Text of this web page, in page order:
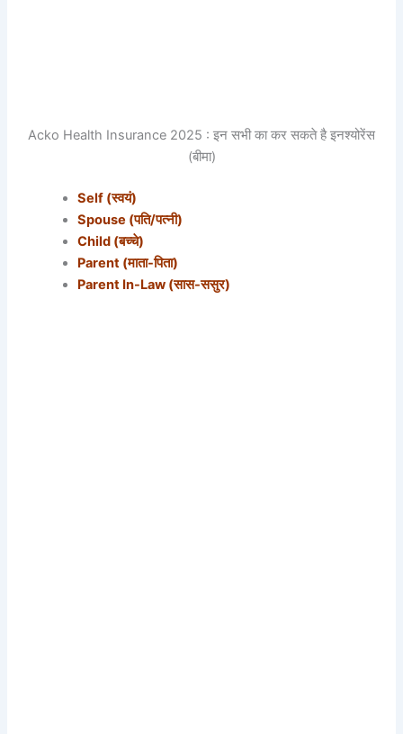
Acko Health Insurance 2025 : इन सभी का कर सकते है इनश्योरेंस
(बीमा)
Self (स्वयं)
Spouse (पति/पत्नी)
Child (बच्चे)
Parent (माता-पिता)
Parent In-Law (सास-ससुर)